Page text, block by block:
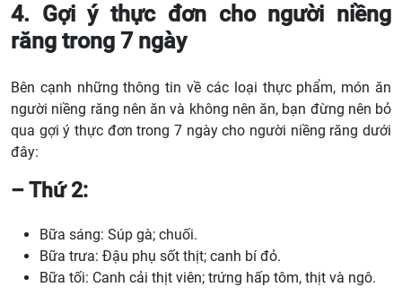
4. Gợi ý thực đơn cho người niềng
răng trong 7 ngày
Bên cạnh những thông tin về các loại thực phẩm, món ăn
người niềng răng nên ăn và không nên ăn, bạn đừng nên bỏ
qua gợi ý thực đơn trong 7 ngày cho người niềng răng dưới
đây:
– Thứ 2:
Bữa sáng: Súp gà; chuối.
Bữa trưa: Đậu phụ sốt thịt; canh bí đỏ.
Bữa tối: Canh cải thịt viên; trứng hấp tôm, thịt và ngô.